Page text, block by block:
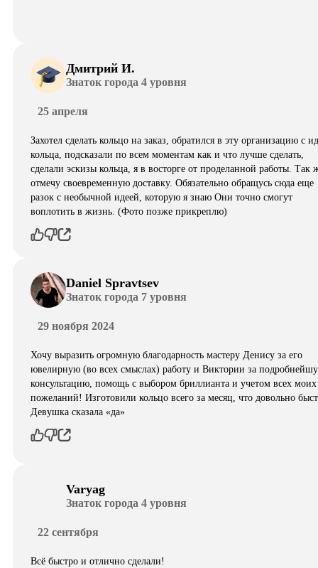
Дмитрий И.
Знаток города 4 уровня
25 апреля
Захотел сделать кольцо на заказ, обратился в эту организацию с
кольца, подсказали по всем моментам как и что лучше сделать,
сделали эскизы кольца, я в восторге от проделанной работы. Так
отмечу своевременную доставку. Обязательно обращусь сюда еще
разок с необычной идеей, которую я знаю Они точно смогут
воплотить в жизнь. (Фото позже прикреплю)
Daniel Spravtsev
Знаток города 7 уровня
29 ноября 2024
Хочу выразить огромную благодарность мастеру Денису за его
ювелирную (во всех смыслах) работу и Виктории за
консультацию, помощь с выбором бриллианта и учетом всех моих
пожеланий! Изготовили кольцо всего за месяц, что довольно
Девушка сказала «да»
Varyag
Знаток города 4 уровня
22 сентября
Всё быстро и отлично сделали!